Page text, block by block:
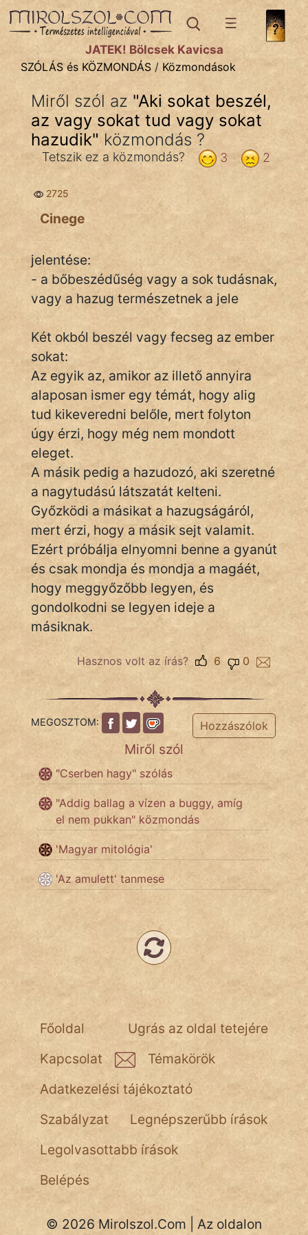
SZÓLÁS ÉS KÖZMONDÁStémák:
Bibliai
Közmondások
Rímelő
Szólások
Tréfás
IRODALOM
SZÓLÁS
KÖZMONDÁS
PSZICHO
ZENE
FILM
ÉLETMÓD
MAGYARSÁG
TÖRTÉNELEM
Népszerű szerzőink:
cinege
fantom
Jób Gedeon
Láron Ádám
mikkamakka
vörös ördög
NapHold
pszichopati
szegény legény
Hoffer Botond
szemfüles
JÁTÉK! Bölcsek Kavicsa
SZÓLÁS és KÖZMONDÁS / Közmondások
Miről szól az "Aki sokat beszél,
az vagy sokat tud vagy sokat
hazudik" közmondás ?
2
3
Tetszik ez a közmondás?
2725
Cinege
jelentése:
- a bőbeszédűség vagy a sok tudásnak,
vagy a hazug természetnek a jele
Két okból beszél vagy fecseg az ember
sokat:
Az egyik az, amikor az illető annyira
alaposan ismer egy témát, hogy alig
tud kikeveredni belőle, mert folyton
úgy érzi, hogy még nem mondott
eleget.
A másik pedig a hazudozó, aki szeretné
a nagytudású látszatát kelteni.
Győzködi a másikat a hazugságáról,
mert érzi, hogy a másik sejt valamit.
Ezért próbálja elnyomni benne a gyanút
és csak mondja és mondja a magáét,
hogy meggyőzőbb legyen, és
gondolkodni se legyen ideje a
másiknak.
Hasznos volt az írás? 0
6
MEGOSZTOM: Hozzászólok
Miről szól
"Cserben hagy" szólás
"Addig ballag a vízen a buggy, amíg
el nem pukkan" közmondás
'Magyar mitológia'
'Az amulett' tanmese
Ugrás az oldal tetejére
Főoldal
Kapcsolat
Témakörök
Adatkezelési tájékoztató
Szabályzat
Legnépszerűbb írások
Legolvasottabb írások
Belépés
© 2026 Mirolszol.Com | Az oldalon